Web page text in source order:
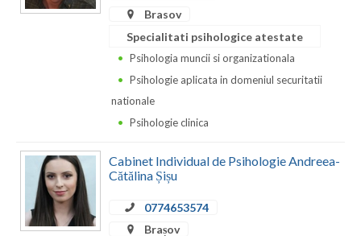
Dolj
Galati
Giurgiu
Brasov
Specialitati psihologice atestate
Psihologia muncii si organizationala
Psihologie aplicata in domeniul securitatii
nationale
Psihologie clinica
Cabinet Individual de Psihologie Andreea-
Cătălina Șișu
0774653574
Brașov